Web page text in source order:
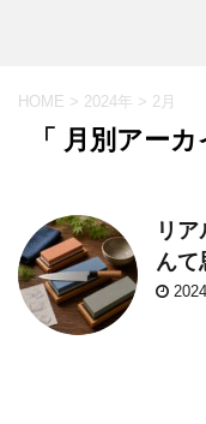
HOME > 2024年 > 2月
「 月別アー
リ
んて